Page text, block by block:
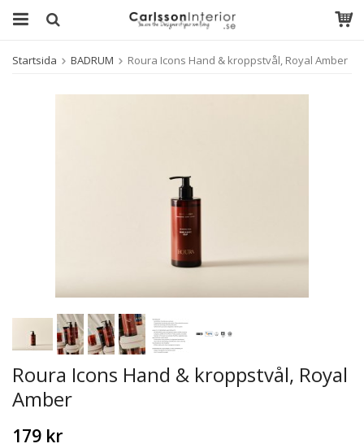
Startsida BADRUM Roura Icons Hand & kroppstvål, Royal Amber
Roura Icons Hand & kroppstvål, Royal
Amber
179 kr